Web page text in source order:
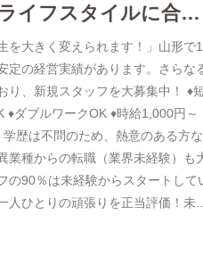
イフスタイルに合わ
を大きく変えられます！」山形で
定の経営実績があります。さらな
り、新規スタッフを大募集中！ ♦
♦ダブルワークOK ♦時給1,000円～
歴は不問のため、熱意のある方
業種からの転職（業界未経験）も
の90％は未経験からスタートして
人ひとりの頑張りを正当評価！未経
いけば、月収100万円以上も夢では